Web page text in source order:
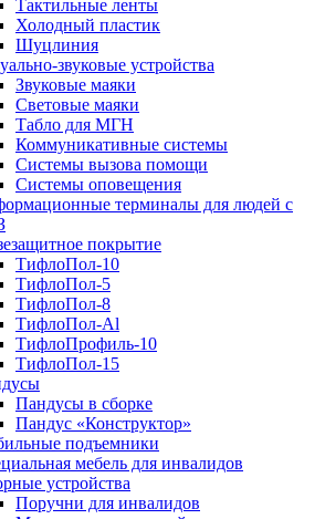
Тактильные ленты
Холодный пластик
Шуцлиния
звуковые устройства
Звуковые маяки
Световые маяки
Табло для МГН
Коммуникативные системы
Системы вызова помощи
Системы оповещения
терминалы для людей с
покрытие
ТифлоПол-10
ТифлоПол-5
ТифлоПол-8
ТифлоПол-Al
ТифлоПрофиль-10
ТифлоПол-15
Пандусы в сборке
Пандус «Конструктор»
подъемники
мебель для инвалидов
устройства
Поручни для инвалидов